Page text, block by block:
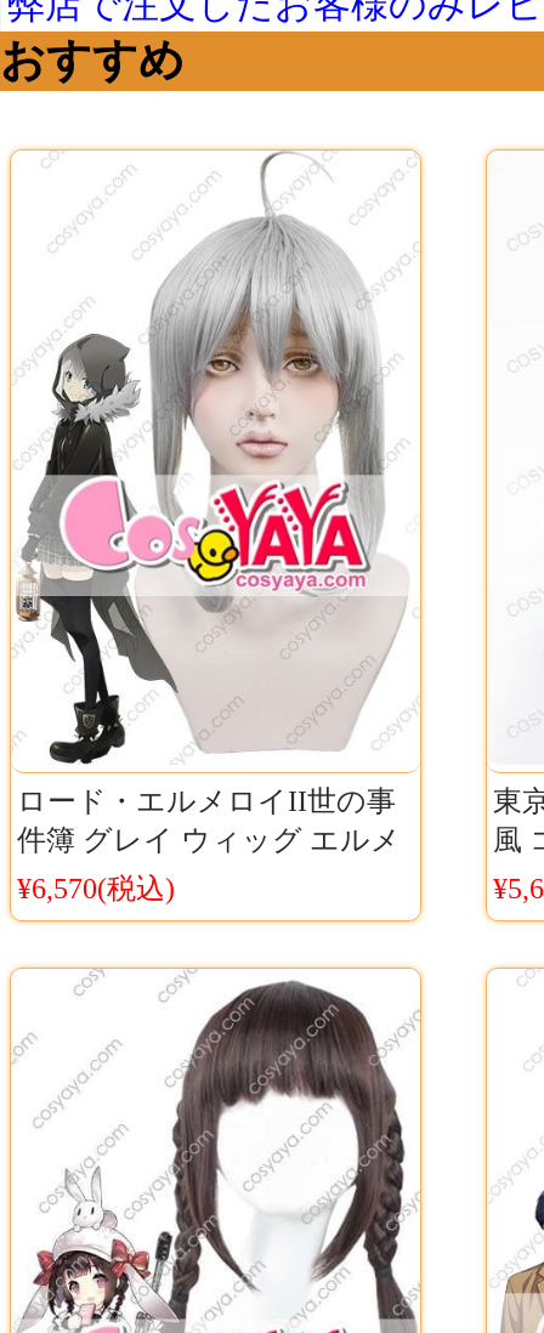
おすすめ
ロード・エルメロイII世の事
件簿 グレイ ウィッグ エルメ
ロイII世 ぐれい Gray コスプレ
ウィッグ
¥6,570(税込)
東
風
限